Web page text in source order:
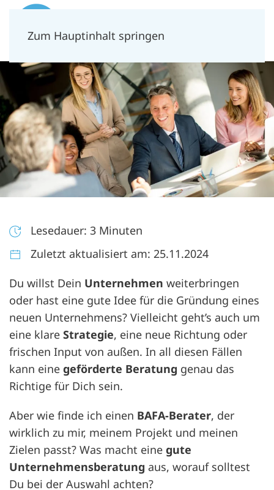
Zum Hauptinhalt springen
Lesedauer: 3 Minuten
Zuletzt aktualisiert am: 25.11.2024
Du willst Dein Unternehmen weiterbringen
oder hast eine gute Idee für die Gründung eines
neuen Unternehmens? Vielleicht geht’s auch um
eine klare Strategie, eine neue Richtung oder
frischen Input von außen. In all diesen Fällen
kann eine geförderte Beratung genau das
Richtige für Dich sein.
Aber wie finde ich einen BAFA-Berater, der
wirklich zu mir, meinem Projekt und meinen
Zielen passt? Was macht eine gute
Unternehmensberatung aus, worauf solltest
Du bei der Auswahl achten?